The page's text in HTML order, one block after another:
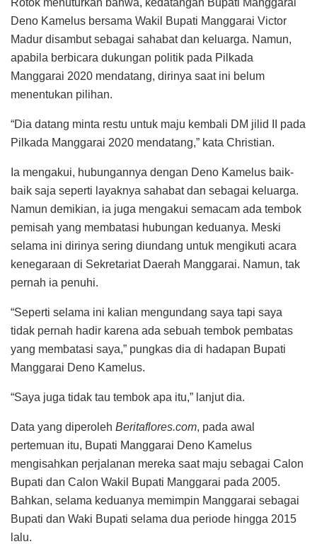
Deno Kamelus bersama Wakil Bupati Manggarai Victor
Madur disambut sebagai sahabat dan keluarga. Namun,
apabila berbicara dukungan politik pada Pilkada
Manggarai 2020 mendatang, dirinya saat ini belum
menentukan pilihan.
“Dia datang minta restu untuk maju kembali DM jilid II pada
Pilkada Manggarai 2020 mendatang,” kata Christian.
Ia mengakui, hubungannya dengan Deno Kamelus baik-
baik saja seperti layaknya sahabat dan sebagai keluarga.
Namun demikian, ia juga mengakui semacam ada tembok
pemisah yang membatasi hubungan keduanya. Meski
selama ini dirinya sering diundang untuk mengikuti acara
kenegaraan di Sekretariat Daerah Manggarai. Namun, tak
pernah ia penuhi.
“Seperti selama ini kalian mengundang saya tapi saya
tidak pernah hadir karena ada sebuah tembok pembatas
yang membatasi saya,” pungkas dia di hadapan Bupati
Manggarai Deno Kamelus.
“Saya juga tidak tau tembok apa itu,” lanjut dia.
Data yang diperoleh Beritaflores.com, pada awal
pertemuan itu, Bupati Manggarai Deno Kamelus
mengisahkan perjalanan mereka saat maju sebagai Calon
Bupati dan Calon Wakil Bupati Manggarai pada 2005.
Bahkan, selama keduanya memimpin Manggarai sebagai
Bupati dan Waki Bupati selama dua periode hingga 2015
lalu.